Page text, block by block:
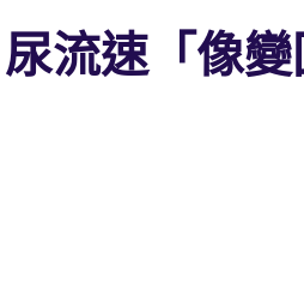
流速「像變